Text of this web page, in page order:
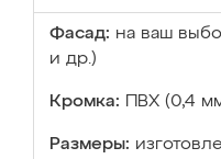
Фасад: на ваш
и др.)
Кромка: ПВХ (0,4
Размеры: